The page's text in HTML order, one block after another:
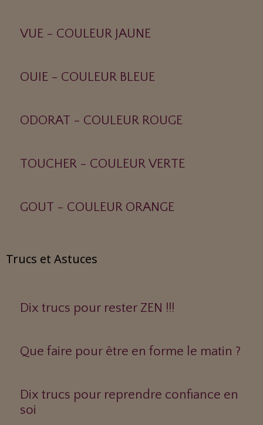
VUE - COULEUR JAUNE
OUIE - COULEUR BLEUE
ODORAT - COULEUR ROUGE
TOUCHER - COULEUR VERTE
GOUT - COULEUR ORANGE
Trucs et Astuces
Dix trucs pour rester ZEN !!!
Que faire pour être en forme le matin ?
Dix trucs pour reprendre confiance en
soi